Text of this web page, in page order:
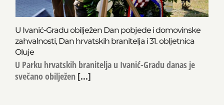
U Ivanić-Gradu obilježen Dan pobjede i domovinske
zahvalnosti, Dan hrvatskih branitelja i 31. obljetnica
Oluje
U Parku hrvatskih branitelja u Ivanić-Gradu danas je
svečano obilježen [...]